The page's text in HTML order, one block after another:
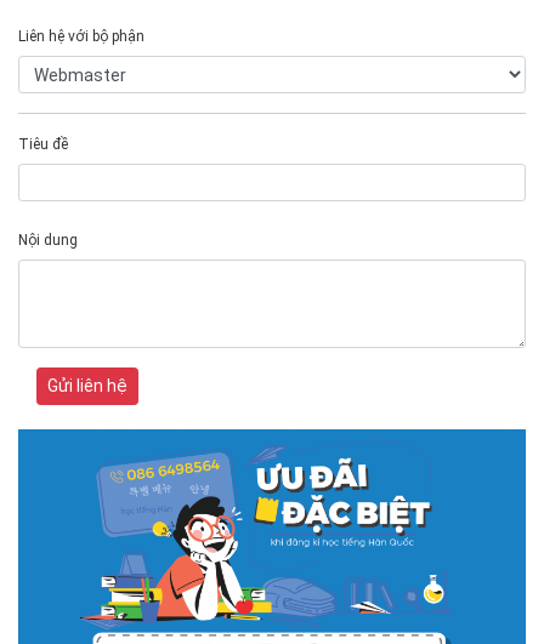
Liên hệ với bộ phận
Tiêu đề
Nội dung
Gửi liên hệ
# 05.04.2025 | 17:16
Tuyển sinh 2025, Khoa kỹ thuật hạ tầng và môi trường đô thị
- Đại học Kiến trúc...
Thông tin tuyển sinh đại học 2025 Khoa kỹ thuật hạ tầng và môi trường
đô thị - Đại học Kiến trúc Hà Nội Tuyển sinh đại học với 280 chỉ tiêu, thời
gian đào tạo 4,5 năm